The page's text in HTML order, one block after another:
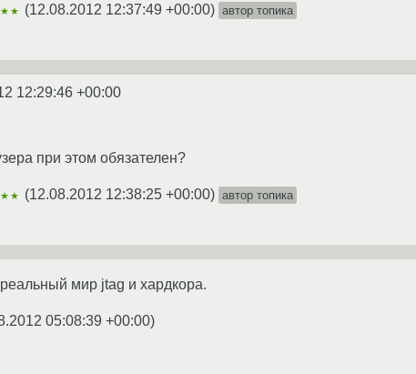
(12.08.2012 12:37:49 +00:00) автор топика
12:29:46 +00:00
при этом обязателен?
(12.08.2012 12:38:25 +00:00) автор топика
мир jtag и хардкора.
05:08:39 +00:00)